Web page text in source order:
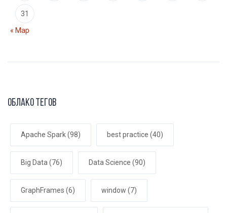
31
« Мар
Облако тегов
Apache Spark(98) best practice (40)
Big Data (76) Data Science (90)
GraphFrames (6) window (7)